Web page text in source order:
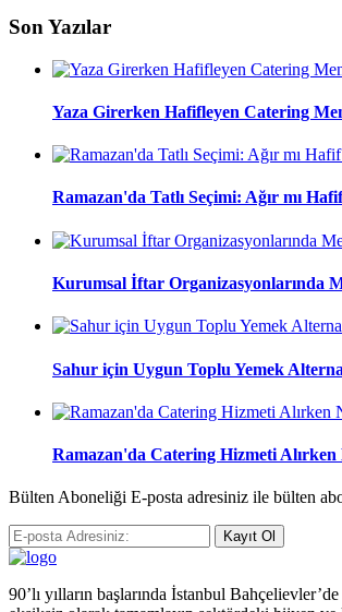
Son Yazılar
Yaza Girerken Hafifleyen Catering
Ramazan'da Tatlı Seçimi: Ağır mı
Kurumsal İftar Organizasyonlarında
Sahur için Uygun Toplu Yemek
Ramazan'da Catering Hizmeti
Bülten Aboneliği E-posta adresiniz ile bülten
Kayıt Ol
90’lı yılların başlarında İstanbul